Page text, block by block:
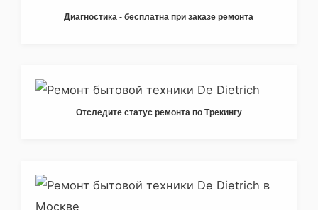
Диагностика - бесплатна при заказе ремонта
Отследите статус ремонта по Трекингу